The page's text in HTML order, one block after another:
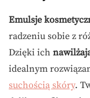
Emulsje
radzeniu sobie z
Dzięki ich
idealnym
suchością skóry.